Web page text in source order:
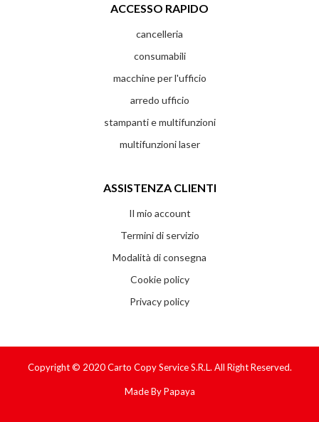
ACCESSO RAPIDO
cancelleria
consumabili
macchine per l'ufficio
arredo ufficio
stampanti e multifunzioni
multifunzioni laser
ASSISTENZA CLIENTI
Il mio account
Termini di servizio
Modalità di consegna
Cookie policy
Privacy policy
Copyright © 2020Carto Copy Service S.r.l. All Right Reserved.
Made ByPapaya